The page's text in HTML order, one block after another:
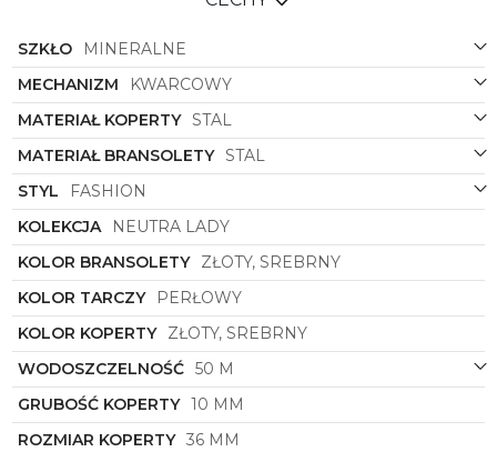
najwyższej jakości stali, co gwarantuje nie tylko
długie lata. Klasyczny okrągły kształt koperty dodaje
zegarkowi subtelnego uroku i sprawia, że jest to
model ponadczasowy, który nigdy nie wyjdzie z
mody.
Złoty lub srebrny kolor bransolety oraz koperty
połączony z perłowym odcieniem tarczy nadaje
zegarkowi luksusowego wyglądu, który przyciąga
spojrzenia i dodaje blasku każdej stylizacji.
Doskonale współgra zarówno z biżuterią złotą, jak i
srebrną, co daje możliwość swobodnego łączenia z
innymi dodatkami.
Zegarek damski Fossil z symbolu
wybór dla kobiet, które cenią sobie nie tylko
estetykę, ale również funkcjonalność. Precyzyjny
mechanizm zapewnia dokładność wskazań czasu, a
wodoszczelność sprawia, że zegarek jest nie tylko
pięknym dodatkiem, ale także praktycznym
akcesorium na co dzień.
SZKŁO
MINERALNE
MECHANIZM
KWARCOWY
MATERIAŁ KOPERTY STAL
MATERIAŁ BRANSOLETY STAL
STYL
FASHION
KOLEKCJA
NEUTRA LADY
KOLOR BRANSOLETY ZŁOTY, SREBRNY
KOLOR TARCZY
PERŁOWY
KOLOR KOPERTY ZŁOTY, SREBRNY
WODOSZCZELNOŚĆ 50 M
GRUBOŚĆ KOPERTY 10 MM
ROZMIAR KOPERTY 36 MM